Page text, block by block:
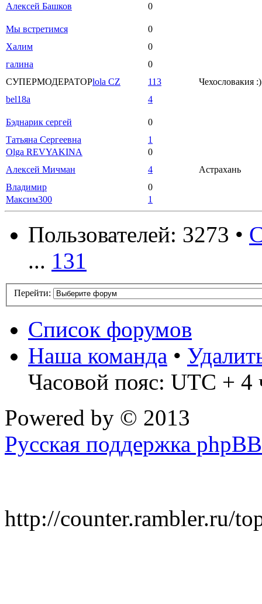
Алексей Башков 0
Мы встретимся
0
Халим
0
галина
0
СУПЕРМОДЕРАТОРlola CZ 113
Чехословакия :)
bel18a
4
Бэднарик сергей
0
Татьяна Сергеевна
1
Olga REVYAKINA
0
Алексей Мичман
4
Астрахань
Владимир
0
Максим300
1
Пользователей: 3273 •
... 131
Перейти:
Список форумов
Наша команда •
Часовой пояс: UTC + 4
Powered by © 2013
Русская поддержка phpBB
http://counter.rambler.ru/